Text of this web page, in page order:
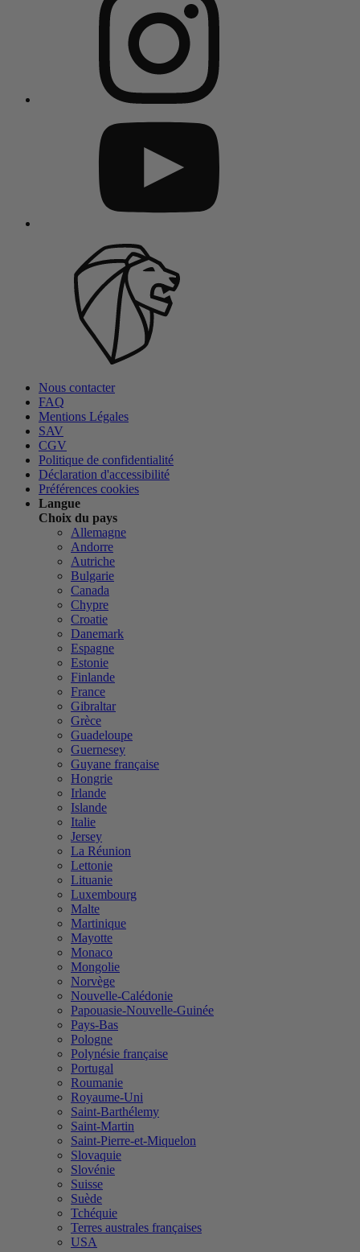
Nous contacter
FAQ
Mentions Légales
SAV
CGV
Politique de confidentialité
Déclaration d'accessibilité
Préférences cookies
Langue
Choix du pays
Allemagne
Andorre
Autriche
Bulgarie
Canada
Chypre
Croatie
Danemark
Espagne
Estonie
Finlande
France
Gibraltar
Grèce
Guadeloupe
Guernesey
Guyane française
Hongrie
Irlande
Islande
Italie
Jersey
La Réunion
Lettonie
Lituanie
Luxembourg
Malte
Martinique
Mayotte
Monaco
Mongolie
Norvège
Nouvelle-Calédonie
Papouasie-Nouvelle-Guinée
Pays-Bas
Pologne
Polynésie française
Portugal
Roumanie
Royaume-Uni
Saint-Barthélemy
Saint-Martin
Saint-Pierre-et-Miquelon
Slovaquie
Slovénie
Suisse
Suède
Tchéquie
Terres australes françaises
USA